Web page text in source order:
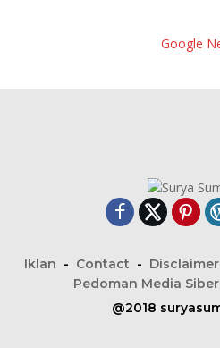
Google
Iklan Contact Disclaimer
Pedoman Media Siber
@2018